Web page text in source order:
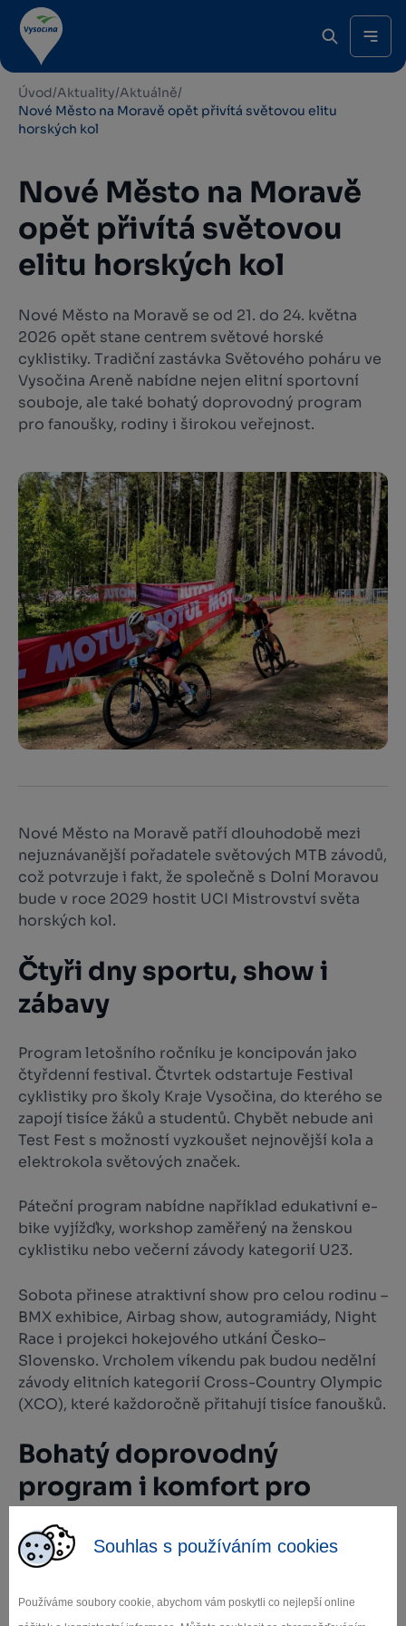
Souhlas s používáním cookies
Používáme soubory cookie, abychom vám poskytli co nejlepší online
Úvod/Aktuality/Aktuálně/
Nové Město na Moravě opět přivítá světovou elitu
horských kol
Nové Město na Moravě
opět přivítá světovou
elitu horských kol
Nové Město na Moravě se od 21. do 24. května
2026 opět stane centrem světové horské
cyklistiky. Tradiční zastávka Světového poháru ve
Vysočina Areně nabídne nejen elitní sportovní
souboje, ale také bohatý doprovodný program
pro fanoušky, rodiny i širokou veřejnost.
Nové Město na Moravě patří dlouhodobě mezi
nejuznávanější pořadatele světových MTB závodů,
což potvrzuje i fakt, že společně s Dolní Moravou
bude v roce 2029 hostit UCI Mistrovství světa
horských kol.
Čtyři dny sportu, show i
zábavy
Program letošního ročníku je koncipován jako
čtyřdenní festival. Čtvrtek odstartuje Festival
cyklistiky pro školy Kraje Vysočina, do kterého se
zapojí tisíce žáků a studentů. Chybět nebude ani
Test Fest s možností vyzkoušet nejnovější kola a
elektrokola světových značek.
Páteční program nabídne například edukativní e-
bike vyjížďky, workshop zaměřený na ženskou
cyklistiku nebo večerní závody kategorií U23.
Sobota přinese atraktivní show pro celou rodinu –
BMX exhibice, Airbag show, autogramiády, Night
Race i projekci hokejového utkání Česko–
Slovensko. Vrcholem víkendu pak budou nedělní
závody elitních kategorií Cross-Country Olympic
(XCO), které každoročně přitahují tisíce fanoušků.
Bohatý doprovodný
program i komfort pro
návštěvníky
Součástí akce budou talk show se známými
prezentace partnerů a cyklistických značek.